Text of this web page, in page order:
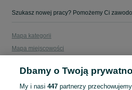
Mapa kategorii
Mapa miejscowości
Popularne wyszukiwania
Dbamy o Twoją
My i nasi447 partnerzy